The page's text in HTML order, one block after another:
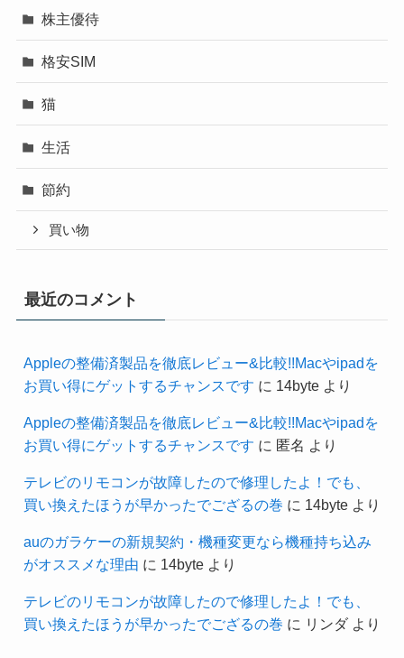
株主優待
格安SIM
猫
生活
節約
買い物
最近のコメント
Appleの整備済製品を徹底レビュー&比較!!Macやipadを
お買い得にゲットするチャンスです に 14byteより
Appleの整備済製品を徹底レビュー&比較!!Macやipadを
お買い得にゲットするチャンスです に 匿名 より
テレビのリモコンが故障したので修理したよ！でも、
買い換えたほうが早かったでござるの巻 に 14byteより
auのガラケーの新規契約・機種変更なら機種持ち込み
がオススメな理由 に 14byteより
テレビのリモコンが故障したので修理したよ！でも、
買い換えたほうが早かったでござるの巻 に リンダより